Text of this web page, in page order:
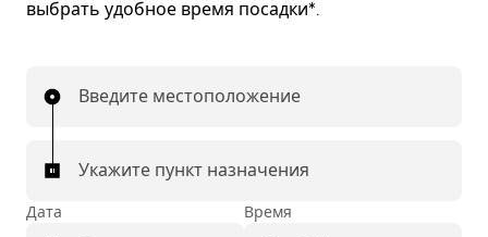
выбрать удобное время посадки*.
Введите местоположение
Укажите пункт назначения
Дата Время